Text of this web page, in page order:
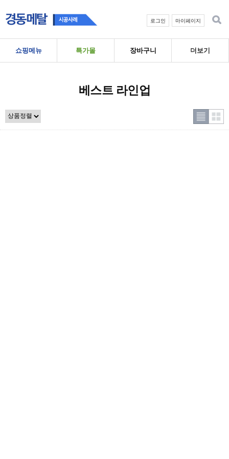
마이페이지
로그인
쇼핑메뉴 특가몰 장바구니 더보기
베스트 라인업